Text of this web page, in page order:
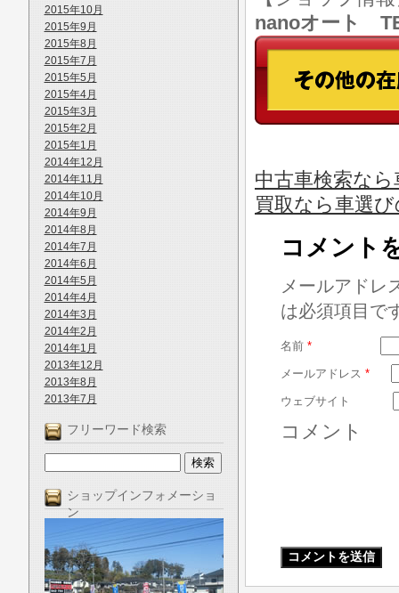
2015年10月
2015年9月
2015年8月
2015年7月
2015年5月
2015年4月
2015年3月
2015年2月
2015年1月
2014年12月
2014年11月
2014年10月
2014年9月
2014年8月
2014年7月
2014年6月
2014年5月
2014年4月
2014年3月
2014年2月
2014年1月
2013年12月
2013年8月
2013年7月
フリーワード検索
ショップインフォメーショ
ン
nanoオート
中古車検索な
買取なら車選
コメント
メールアドレ
は必須項目で
名前 *
メールアドレス *
ウェブサイト
コメント